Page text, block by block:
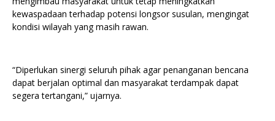
kewaspadaan terhadap potensi longsor susulan, mengingat
kondisi wilayah yang masih rawan.
“Diperlukan sinergi seluruh pihak agar penanganan bencana
dapat berjalan optimal dan masyarakat terdampak dapat
segera tertangani,” ujarnya.